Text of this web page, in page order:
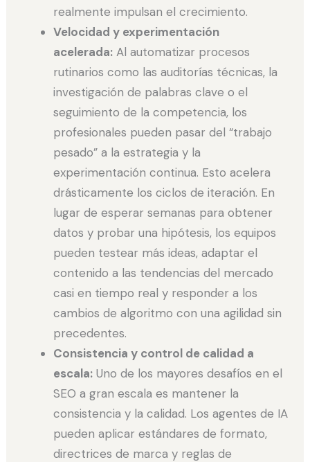
realmente impulsan el crecimiento.
Velocidad y experimentación
acelerada: Al automatizar procesos
rutinarios como las auditorías técnicas, la
investigación de palabras clave o el
seguimiento de la competencia, los
profesionales pueden pasar del “trabajo
pesado” a la estrategia y la
experimentación continua. Esto acelera
drásticamente los ciclos de iteración. En
lugar de esperar semanas para obtener
datos y probar una hipótesis, los equipos
pueden testear más ideas, adaptar el
contenido a las tendencias del mercado
casi en tiempo real y responder a los
cambios de algoritmo con una agilidad sin
precedentes.
Consistencia y control de calidad a
escala: Uno de los mayores desafíos en el
SEO a gran escala es mantener la
consistencia y la calidad. Los agentes de IA
pueden aplicar estándares de formato,
directrices de marca y reglas de